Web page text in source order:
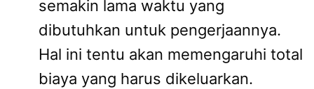
semakin lama waktu yang
dibutuhkan untuk pengerjaannya.
Hal ini tentu akan memengaruhi total
biaya yang harus dikeluarkan.